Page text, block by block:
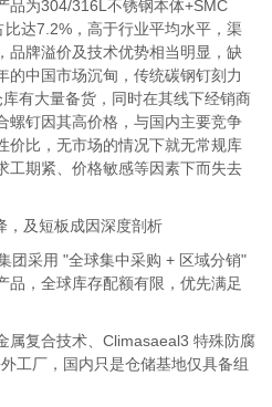
品为304/316L不锈钢本体+SMC
达7.2%，高于行业平均水平，渠
品牌溢价及技术优势相当明显，缺
的中国市场沉甸，传统碳钢钉刻力
有大量备货，同时在其线下经销商
螺钉因其高价格，与国内主要竞争
价比，无市场的情况下就无常规库
工期紧、价格敏感等因素下而失去
，及短板成因深度剖析
团采用 "全球集中采购 + 区域分销"
品，全球库存配额有限，优先满足
属复合技术、Climasaeal3 特殊防腐
工厂，国内只是仓储基地仅具备组